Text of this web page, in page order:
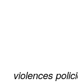
violences